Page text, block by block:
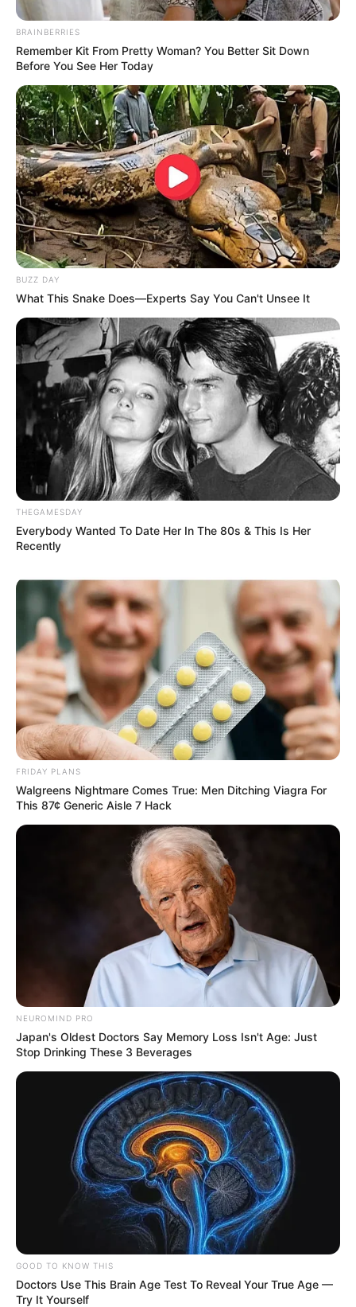
Participe do nosso grupo do
WhatsApp!
Fique informado em tempo real sobre as principais
notícias de Paraguaçu Paulista e região
Clique aqui para entrar no grupo
BRAINBERRIES
Remember Kit From Pretty Woman? You Better Sit Down
Before You See Her Today
BUZZ DAY
What This Snake Does—Experts Say You Can't Unsee It
THEGAMESDAY
Everybody Wanted To Date Her In The 80s & This Is Her
Recently
FRIDAY PLANS
Walgreens Nightmare Comes True: Men Ditching Viagra For
This 87¢ Generic Aisle 7 Hack
NEUROMIND PRO
Japan's Oldest Doctors Say Memory Loss Isn't Age: Just
Stop Drinking These 3 Beverages
GOOD TO KNOW THIS
Doctors Use This Brain Age Test To Reveal Your True Age —
Try It Yourself